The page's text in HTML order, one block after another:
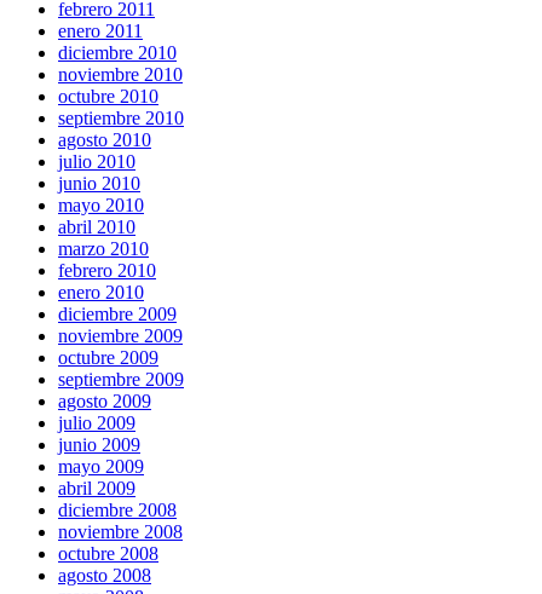
febrero 2011
enero 2011
diciembre 2010
noviembre 2010
octubre 2010
septiembre 2010
agosto 2010
julio 2010
junio 2010
mayo 2010
abril 2010
marzo 2010
febrero 2010
enero 2010
diciembre 2009
noviembre 2009
octubre 2009
septiembre 2009
agosto 2009
julio 2009
junio 2009
mayo 2009
abril 2009
diciembre 2008
noviembre 2008
octubre 2008
agosto 2008